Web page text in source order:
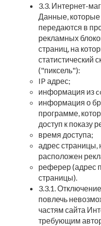
3.3. Интернет-
Данные, которые
передаются в
рекламных
страниц, на
статистический
("пиксель"):
IP адрес;
информация из
информация о
программе,
доступ к показу
время доступа;
адрес страницы,
расположен
реферер (адрес
страницы).
3.3.1.
повлечь
частям сайта
требующим